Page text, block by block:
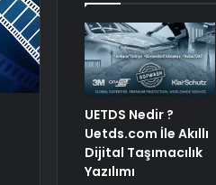
UETDS Nedir ?
Uetds.com İle Akıllı
Dijital Taşımacılık
Yazılımı